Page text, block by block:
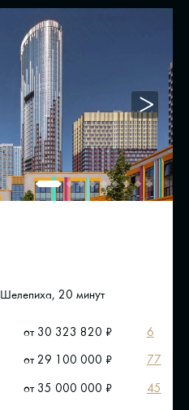
Шелепиха, 20 минут
от 30 323 820 ₽
6
от 29 100 000 ₽
77
от 35 000 000 ₽
45